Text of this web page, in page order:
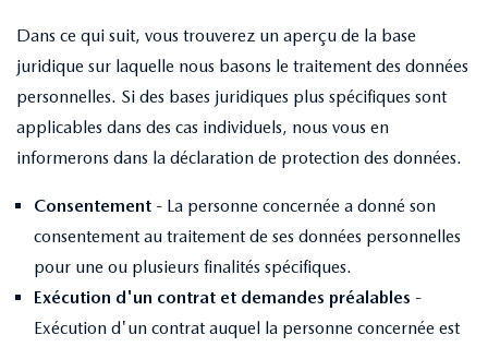
Dans ce qui suit, vous trouverez un aperçu de la base
juridique sur laquelle nous basons le traitement des données
personnelles. Si des bases juridiques plus spécifiques sont
applicables dans des cas individuels, nous vous en
informerons dans la déclaration de protection des données.
Consentement - La personne concernée a donné son
consentement au traitement de ses données personnelles
pour une ou plusieurs finalités spécifiques.
Exécution d'un contrat et demandes préalables -
Exécution d'un contrat auquel la personne concernée est